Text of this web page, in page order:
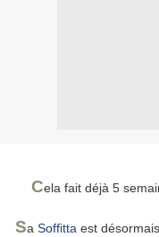
Cela fait déjà 5
Sa Soffitta est